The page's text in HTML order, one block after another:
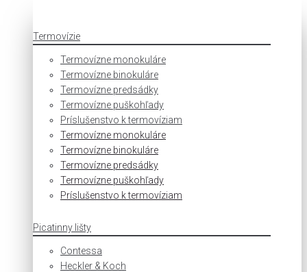
Termovízie
Termovízne monokuláre
Termovízne binokuláre
Termovízne predsádky
Termovízne puškohľady
Príslušenstvo k termovíziam
Termovízne monokuláre
Termovízne binokuláre
Termovízne predsádky
Termovízne puškohľady
Príslušenstvo k termovíziam
Picatinny lišty
Contessa
Heckler & Koch